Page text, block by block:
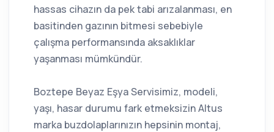
hassas cihazın da pek tabi arızalanması, en
basitinden gazının bitmesi sebebiyle
çalışma performansında aksaklıklar
yaşanması mümkündür.
Boztepe Beyaz Eşya Servisimiz, modeli,
yaşı, hasar durumu fark etmeksizin Altus
marka buzdolaplarınızın hepsinin montaj,